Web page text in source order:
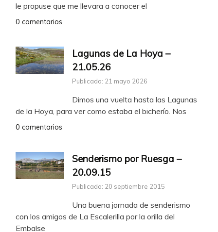
le propuse que me llevara a conocer el
0 comentarios
Lagunas de La Hoya –
21.05.26
Publicado: 21 mayo 2026
Dimos una vuelta hasta las Lagunas
de la Hoya, para ver como estaba el bicherío. Nos
0 comentarios
Senderismo por Ruesga –
20.09.15
Publicado: 20 septiembre 2015
Una buena jornada de senderismo
con los amigos de La Escalerilla por la orilla del
Embalse